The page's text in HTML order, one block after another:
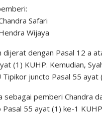
Safari
Wijaya
dijerat dengan Pasal 12 a
(1) KUHP. Kemudian,
Tipikor juncto Pasal 55 ayat
sebagai pemberi Chandra
Pasal 55 ayat (1) ke-1